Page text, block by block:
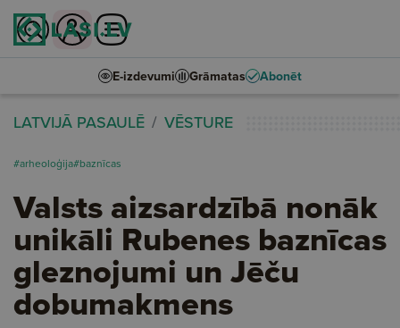
E-izdevumi Grāmatas Abonēt
LATVIJĀ PASAULĒ VĒSTURE
#arheoloģija#baznīcas
Valsts aizsardzībā nonāk
unikāli Rubenes baznīcas
gleznojumi un Jēču
dobumakmens